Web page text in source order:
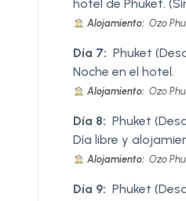
hotel de Phuket.
Alojamiento: Ozo
Día 7: Phuket
Noche en el hotel.
Alojamiento: Ozo
Día 8: Phuket
Día libre y
Alojamiento: Ozo
Día 9: Phuket